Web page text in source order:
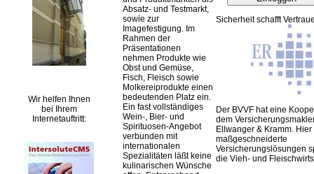
Wir helfen Ihnen
bei Ihrem
Internetauftritt:
Absatz- und Testmarkt,
sowie zur
Imagefestigung. Im
Rahmen der
Präsentationen
nehmen Produkte wie
Obst und Gemüse,
Fisch, Fleisch sowie
Molkereiprodukte einen
bedeutenden Platz ein.
Ein fast vollständiges
Wein-, Bier- und
Spirituosen-Angebot
verbunden mit
internationalen
Spezialitäten läßt keine
kulinarischen Wünsche
Sicherheit schafft
Der BVVF hat eine
dem
Ellwanger & Kramm.
maßgeschneiderte
Versicherungslösungen
die Vieh- und